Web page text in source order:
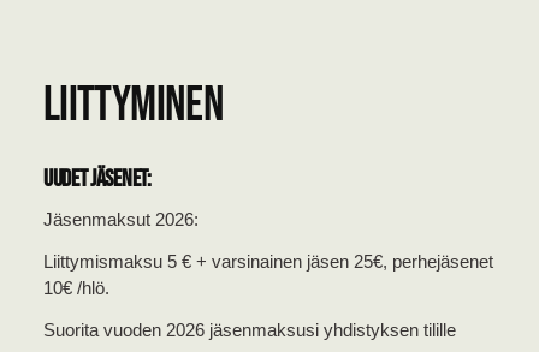
Liittyminen
Uudet jäsenet:
Jäsenmaksut 2026:
Liittymismaksu 5 € + varsinainen jäsen 25€, perhejäsenet
10€ /hlö.
Suorita vuoden 2026 jäsenmaksusi yhdistyksen tilille